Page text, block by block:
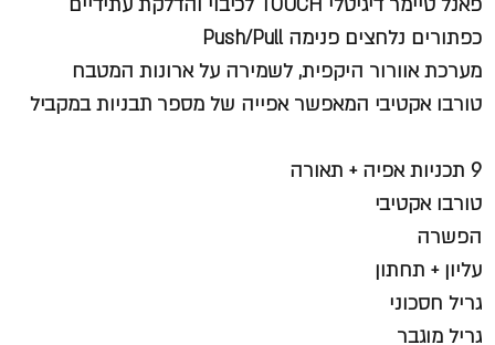
כפתורים נלחצים פנימה Push/Pull
מערכת אוורור היקפית, לשמירה על ארונות המטבח
טורבו אקטיבי המאפשר אפייה של מספר תבניות במקביל
9 תכניות אפיה + תאורה
טורבו אקטיבי
הפשרה
עליון + תחתון
גריל חסכוני
גריל מוגבר